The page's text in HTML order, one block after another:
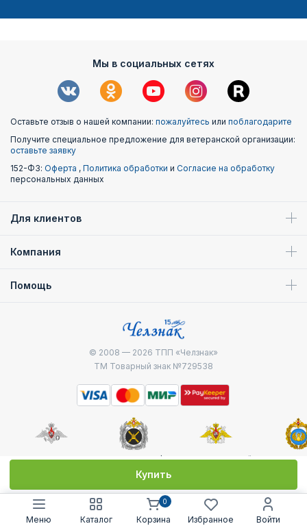
Купить
Мы в социальных сетях
Оставьте отзыв о нашей компании: пожалуйтесь или поблагодарите
Получите специальное предложение для ветеранской организации:
оставьте заявку
152-ФЗ: Оферта , Политика обработки и Согласие на обработку
персональных данных
Для клиентов
Компания
Помощь
© 2008 — 2026 ТПП «Челзнак»
ТМ Товарный знак №729538
Министерство
Генштаб ВС РФ
Военно-морской
Меню Каталог Корзина
0
Избранное Войти